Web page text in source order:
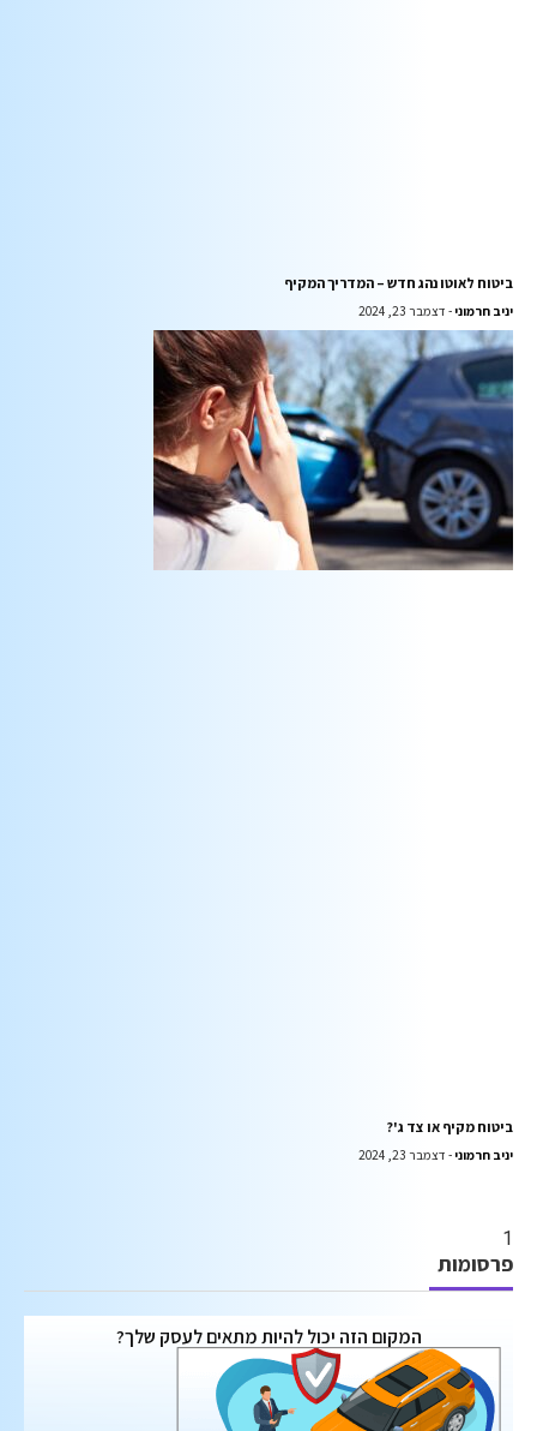
ביטוח לאוטו נהג חדש – המדריך המקיף
יניב חרמוני דצמבר 23, 2024
ביטוח מקיף או צד ג'?
יניב חרמוני דצמבר 23, 2024
פרסומות
המקום הזה יכול להיות מתאים לעסק שלך?